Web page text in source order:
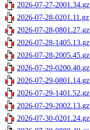
2026-07-27-2001.34.gz
2026-07-28-0201.11.gz
2026-07-28-0801.27.gz
2026-07-28-1405.13.gz
2026-07-28-2005.45.gz
2026-07-29-0200.40.gz
2026-07-29-0801.14.gz
2026-07-29-1401.52.gz
2026-07-29-2002.13.gz
2026-07-30-0201.24.gz